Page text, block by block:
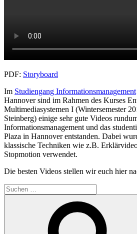
PDF: Storyboard
Im Studiengang Informationsmanagement
Hannover sind im Rahmen des Kurses
Multimediasystemen I (Wintersemester
Steinberg) einige sehr gute Videos
Informationsmanagement und das
Plaza in Hannover entstanden. Dabei
klassische Techniken wie z.B.
Stopmotion verwendet.
Die besten Videos stellen wir euch hier
Suchen
nach: